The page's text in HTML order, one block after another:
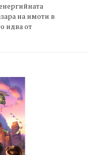
на имоти в
идва от